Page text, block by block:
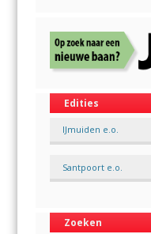
Edities
IJmuiden e.o.
Santpoort e.o.
Zoeken